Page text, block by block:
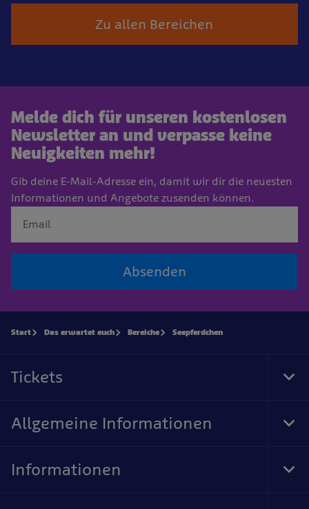
Zu allen Bereichen
Melde dich für unseren kostenlosen
Newsletter an und verpasse keine
Neuigkeiten mehr!
Gib deine E-Mail-Adresse ein, damit wir dir die neuesten
Informationen und Angebote zusenden können.
Absenden
Start Das erwartet euch Bereiche Seepferdchen
Tickets
Allgemeine Informationen
Informationen